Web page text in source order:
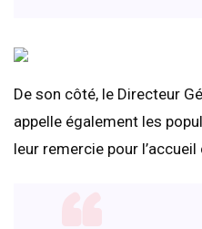
De son côté, le Directeur
appelle également les
leur remercie pour l’accueil